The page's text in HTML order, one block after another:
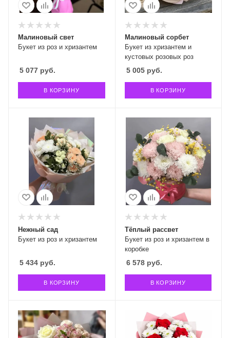
Букет из роз и хризантем
Малиновый свет
5 077 руб.
В КОРЗИНУ
Букет из хризантем и
кустовых розовых роз
Малиновый сорбет
5 005руб.
В КОРЗИНУ
Букет из роз и хризантем
Нежный сад
5 434 руб.
В КОРЗИНУ
Букет из роз и хризантем в
коробке
Тёплый рассвет
6 578руб.
В КОРЗИНУ